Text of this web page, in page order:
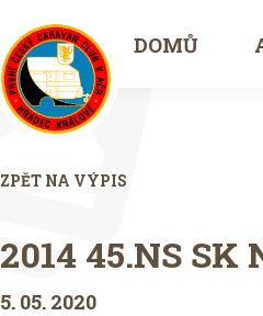
DOMŮ
ZPĚT NA VÝPIS
2014 45.NS
5. 05. 2020